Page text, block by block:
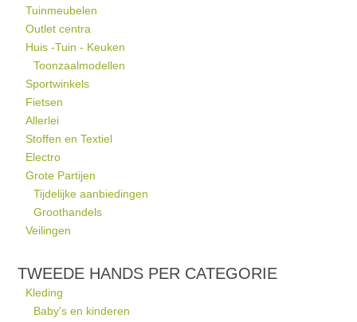
Tuinmeubelen
Outlet centra
Huis -Tuin - Keuken
Toonzaalmodellen
Sportwinkels
Fietsen
Allerlei
Stoffen en Textiel
Electro
Grote Partijen
Tijdelijke aanbiedingen
Groothandels
Veilingen
TWEEDE HANDS PER CATEGORIE
Kleding
Baby's en kinderen